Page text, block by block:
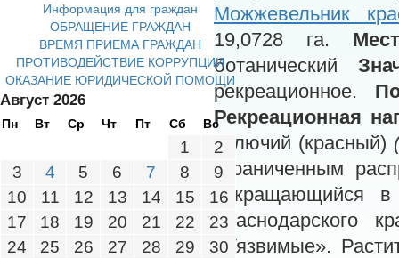
Можжевельник
19,0728 га.
ботанический
рекреационное.
Рекреационная
колючий (красный)
ограниченным
сокращающийся
Краснодарского
«Уязвимые».
Информация для граждан
ОБРАЩЕНИЕ ГРАЖДАН
ВРЕМЯ ПРИЕМА ГРАЖДАН
ПРОТИВОДЕЙСТВИЕ КОРРУПЦИИ
ОКАЗАНИЕ ЮРИДИЧЕСКОЙ ПОМОЩИ
Август 2026
Пн Вт Ср Чт Пт Сб Вс
1
2
3
4 5 6 7 8
9
10
11 12 13 14 15
16
17
18 19 20 21 22
23
24
25 26 27 28 29
30